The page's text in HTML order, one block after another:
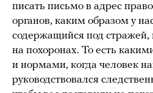
писать письмо в адрес
органов, каким образом у
содержащийся под стражей,
на похоронах. То есть
и нормами, когда человек
руководствовался